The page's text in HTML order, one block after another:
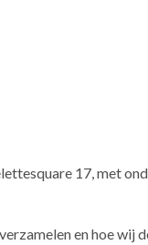
17, met
en hoe wij